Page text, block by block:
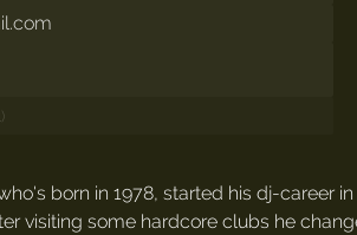
born in 1978, started his dj-career in
visiting some hardcore clubs he